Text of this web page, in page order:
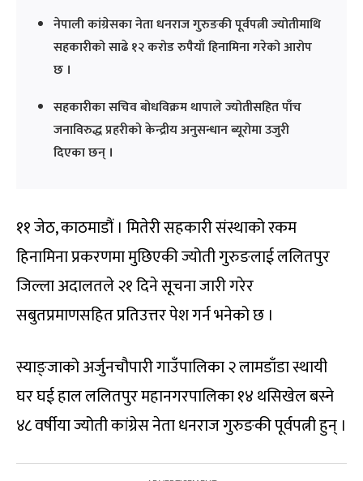
नेपाली कांग्रेसका नेता धनराज गुरुङकी पूर्वपत्नी ज्योतीमाथि
सहकारीको साढे १२ करोड रुपैयाँ हिनामिना गरेको आरोप
छ ।
सहकारीका सचिव बोधविक्रम थापाले ज्योतीसहित पाँच
जनाविरुद्ध प्रहरीको केन्द्रीय अनुसन्धान ब्यूरोमा उजुरी
दिएका छन् ।
११ जेठ, काठमाडौं । मितेरी सहकारी संस्थाको रकम
हिनामिना प्रकरणमा मुछिएकी ज्योती गुरुङलाई ललितपुर
जिल्ला अदालतले २१ दिने सूचना जारी गरेर
सबुतप्रमाणसहित प्रतिउत्तर पेश गर्न भनेको छ ।
स्याङ्जाको अर्जुनचौपारी गाउँपालिका २ लामडाँडा स्थायी
घर घई हाल ललितपुर महानगरपालिका १४ थसिखेल बस्ने
४८ वर्षीया ज्योती कांग्रेस नेता धनराज गुरुङकी पूर्वपत्नी हुन् ।